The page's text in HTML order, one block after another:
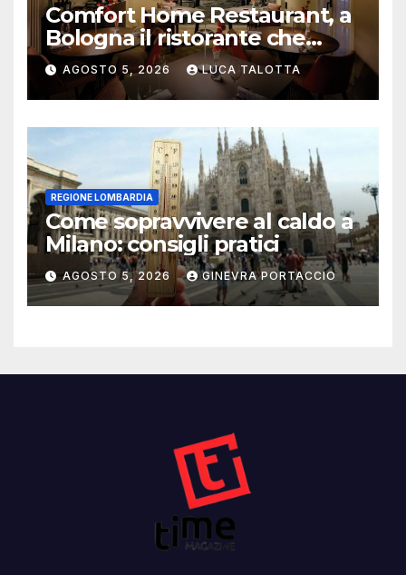
Comfort Home Restaurant, a
Bologna il ristorante che
trasforma l’ospitalità in
un’esperienza di casa
AGOSTO 5, 2026 LUCA TALOTTA
REGIONE LOMBARDIA
Come sopravvivere al caldo a
Milano: consigli pratici
AGOSTO 5, 2026 GINEVRA PORTACCIO